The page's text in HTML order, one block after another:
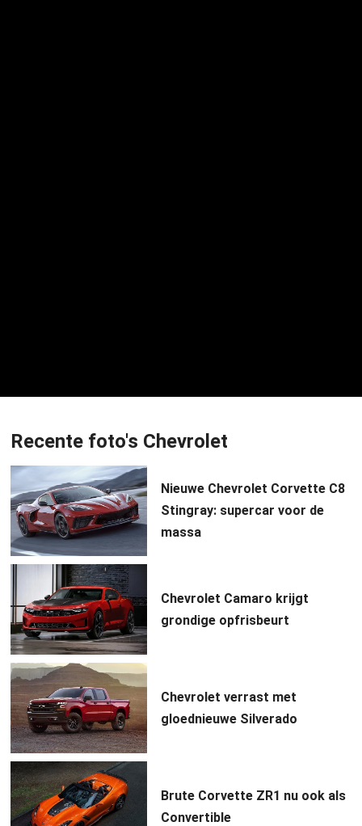
Recente foto's Chevrolet
Nieuwe Chevrolet Corvette C8
Stingray: supercar voor de
massa
Chevrolet Camaro krijgt
grondige opfrisbeurt
Chevrolet verrast met
gloednieuwe Silverado
Brute Corvette ZR1 nu ook als
Convertible